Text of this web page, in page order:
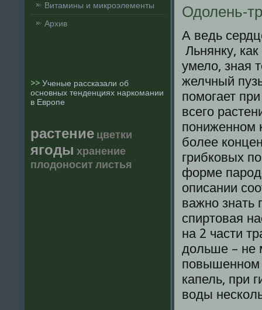
Витамины и микроэлементы
Архив
>> Ученые рассказали об
основных тенденциях наркомании
в Европе
растение цветки
ягоды хранение
плодоноситлистья
Одолень-
А ведь
Льнянку,
умело, зная
желчный
помогает
всего
пониженном
более
грибковых
форме
описании
важно знать
спиртовая
на 2 части
дольше – не
повышенном
капель, при
воды